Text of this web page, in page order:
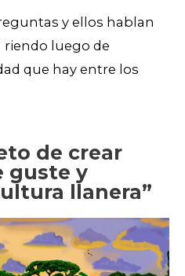
y ellos hablan
riendo luego de
que hay entre los
de crear
guste y
llanera”